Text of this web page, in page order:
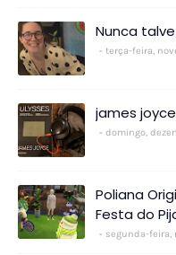
Nunca
terça-feira,
james joyce
domingo,
Poliana
Festa do
segunda-feira,